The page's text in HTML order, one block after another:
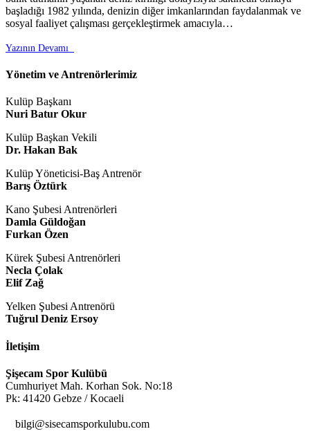
başladığı 1982 yılında, denizin diğer imkanlarından faydalanmak ve
sosyal faaliyet çalışması gerçekleştirmek amacıyla…
Yazının Devamı
Yönetim ve Antrenörlerimiz
Kulüp Başkanı
Nuri Batur Okur
Kulüp Başkan Vekili
Dr. Hakan Bak
Kulüp Yöneticisi-Baş Antrenör
Barış Öztürk
Kano Şubesi Antrenörleri
Damla Güldoğan
Furkan Özen
Kürek Şubesi Antrenörleri
Necla Çolak
Elif Zağ
Yelken Şubesi Antrenörü
Tuğrul Deniz Ersoy
İletişim
Şişecam Spor Kulübü
Cumhuriyet Mah. Korhan Sok. No:18
Pk: 41420 Gebze / Kocaeli
bilgi@sisecamsporkulubu.com